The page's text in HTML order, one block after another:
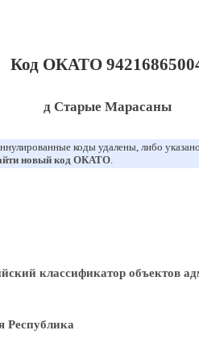
Код ОКАТО
д Старые Марасаны
коды удалены, либо
новый код ОКАТО.
классификатор объектов
Республика